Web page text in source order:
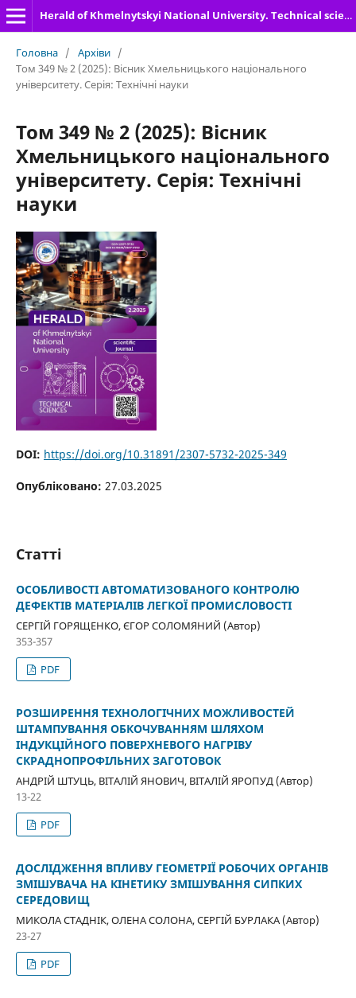
Herald of Khmelnytskyi National University. Technical sciences
Головна / Архіви /
Том 349 № 2 (2025): Вісник Хмельницького національного
університету. Серія: Технічні науки
Том 349 № 2 (2025): Вісник
Хмельницького національного
університету. Серія: Технічні
науки
DOI: https://doi.org/10.31891/2307-5732-2025-349
Опубліковано: 27.03.2025
Статті
ОСОБЛИВОСТІ АВТОМАТИЗОВАНОГО КОНТРОЛЮ
ДЕФЕКТІВ МАТЕРІАЛІВ ЛЕГКОЇ ПРОМИСЛОВОСТІ
СЕРГІЙ ГОРЯЩЕНКО, ЄГОР СОЛОМЯНИЙ (Автор)
353-357
PDF
РОЗШИРЕННЯ ТЕХНОЛОГІЧНИХ МОЖЛИВОСТЕЙ
ШТАМПУВАННЯ ОБКОЧУВАННЯМ ШЛЯХОМ
ІНДУКЦІЙНОГО ПОВЕРХНЕВОГО НАГРІВУ
СКРАДНОПРОФІЛЬНИХ ЗАГОТОВОК
АНДРІЙ ШТУЦЬ, ВІТАЛІЙ ЯНОВИЧ, ВІТАЛІЙ ЯРОПУД (Автор)
13-22
PDF
ДОСЛІДЖЕННЯ ВПЛИВУ ГЕОМЕТРІЇ РОБОЧИХ ОРГАНІВ
ЗМІШУВАЧА НА КІНЕТИКУ ЗМІШУВАННЯ СИПКИХ
СЕРЕДОВИЩ
МИКОЛА СТАДНІК, ОЛЕНА СОЛОНА, СЕРГІЙ БУРЛАКА (Автор)
23-27
PDF